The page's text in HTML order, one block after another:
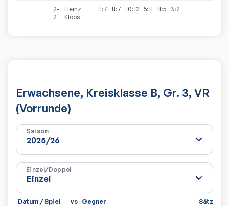
2-
2
Heinz
Kloos
11:7 11:7 10:12 5:11 11:5 3:2
Erwachsene, Kreisklasse B, Gr. 3, VR
(Vorrunde)
Saison
Einzel/Doppel
Datum / Spiel vs Gegner Sätze